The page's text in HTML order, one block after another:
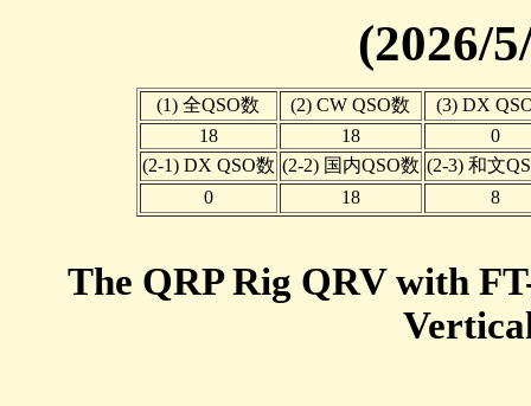
(2026/
(1) 全QSO数 (2) CW QSO数
(3) DX
18
18
0
(2-1) DX QSO数 (2-2) 国内QSO数 (2-3) 和文
0
18 8
The QRP Rig QRV with